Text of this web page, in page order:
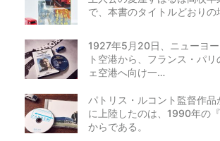
で、本書のタイトルどおりの
1927年5月20日、ニューヨ
ト空港から、フランス・パ
ェ空港へ向け一…
パトリス・ルコント監督作品
に上陸したのは、1990年の『
からである。